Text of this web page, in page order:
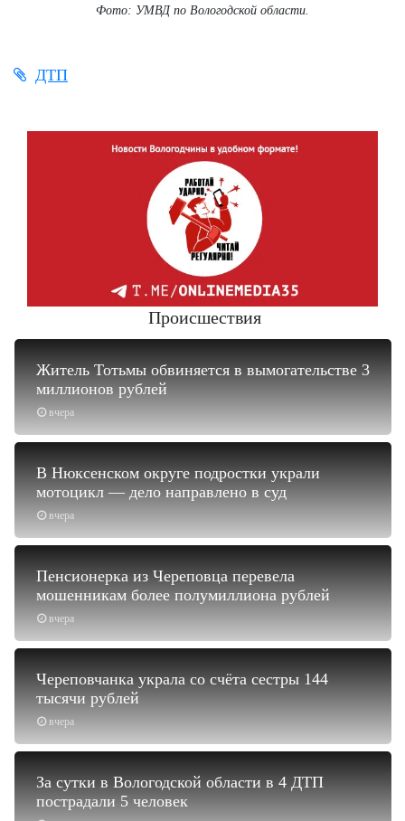
Фото: УМВД по Вологодской области.
ДТП
Происшествия
вчера
Житель Тотьмы обвиняется в вымогательстве 3
миллионов рублей
вчера
В Нюксенском округе подростки украли
мотоцикл — дело направлено в суд
вчера
Пенсионерка из Череповца перевела
мошенникам более полумиллиона рублей
вчера
Череповчанка украла со счёта сестры 144
тысячи рублей
За сутки в Вологодской области в 4 ДТП
пострадали 5 человек